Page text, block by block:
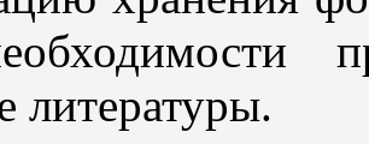
литературы.